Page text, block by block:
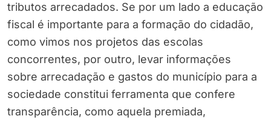
tributos arrecadados. Se por um lado a educação
fiscal é importante para a formação do cidadão,
como vimos nos projetos das escolas
concorrentes, por outro, levar informações
sobre arrecadação e gastos do município para a
sociedade constitui ferramenta que confere
transparência, como aquela premiada,